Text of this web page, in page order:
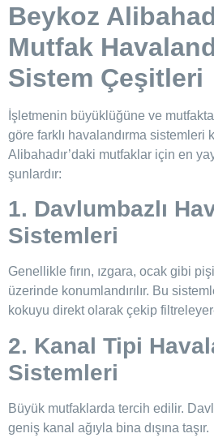
Beykoz
Mutfak
Sistem Çeşitleri
İşletmenin büyüklüğüne ve
göre farklı havalandırma sistemleri
Alibahadır’daki mutfaklar için en
şunlardır:
1. Davlumbazlı
Sistemleri
Genellikle fırın, ızgara, ocak gibi
üzerinde konumlandırılır. Bu
kokuyu direkt olarak çekip
2. Kanal Tipi
Sistemleri
Büyük mutfaklarda tercih edilir.
geniş kanal ağıyla bina dışına taşır.